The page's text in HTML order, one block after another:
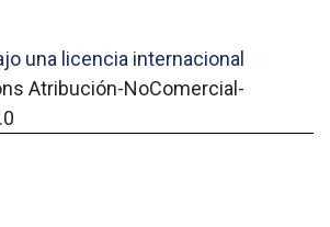
una licencia internacional
Atribución-NoComercial-